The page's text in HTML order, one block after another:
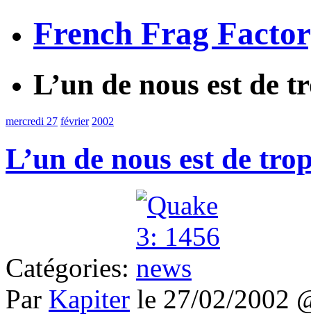
French Frag
L’un de nous est de
mercredi 27 février 2002
L’un de nous est de
Catégories:
Par Kapiter le 27/02/2002